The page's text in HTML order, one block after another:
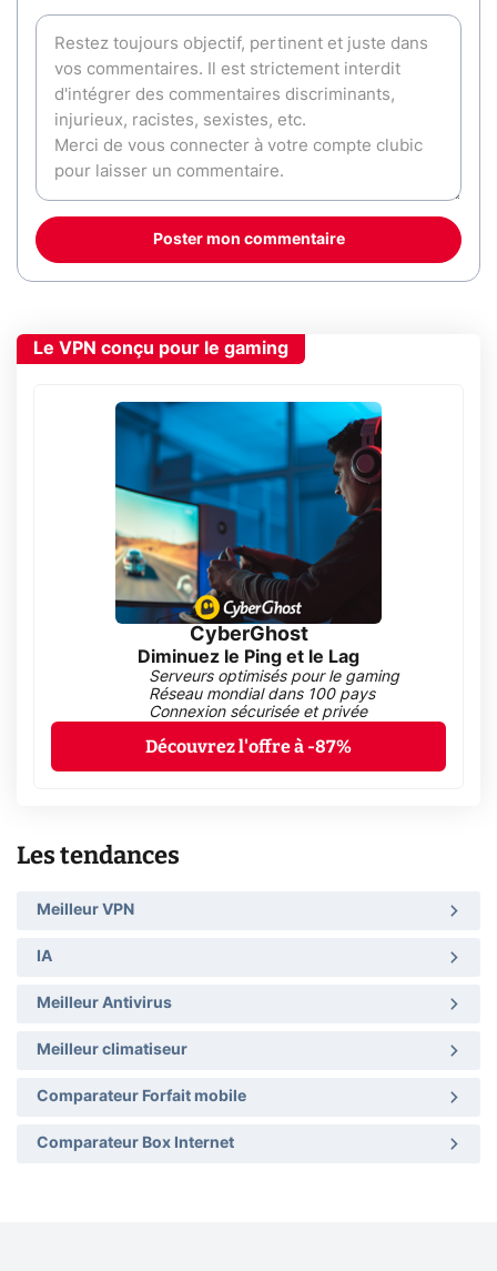
Poster mon commentaire
Le VPN conçu pour le gaming
CyberGhost
Diminuez le Ping et le Lag
Serveurs optimisés pour le gaming
Réseau mondial dans 100 pays
Connexion sécurisée et privée
Découvrez l'offre à -87%
Les tendances
Meilleur VPN
IA
Meilleur Antivirus
Meilleur climatiseur
Comparateur Forfait mobile
Comparateur Box Internet